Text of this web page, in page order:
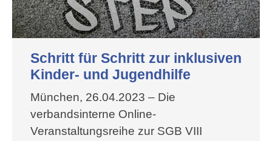
Schritt für Schritt zur inklusiven
Kinder- und Jugendhilfe
München, 26.04.2023 – Die
verbandsinterne Online-
Veranstaltungsreihe zur SGB VIII